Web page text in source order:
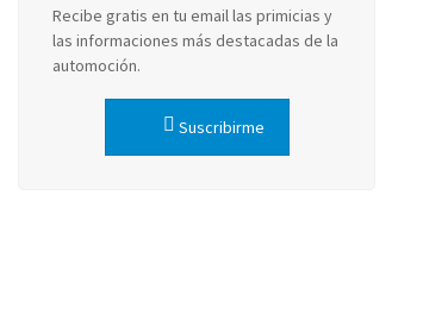
Recibe gratis en tu email las primicias y
las informaciones más destacadas de la
automoción.
Suscribirme